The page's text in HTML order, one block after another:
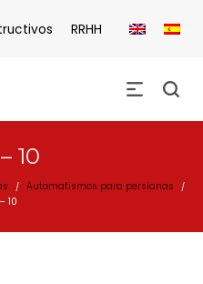
RRHH
10
/ Automatismos para persianas /
10